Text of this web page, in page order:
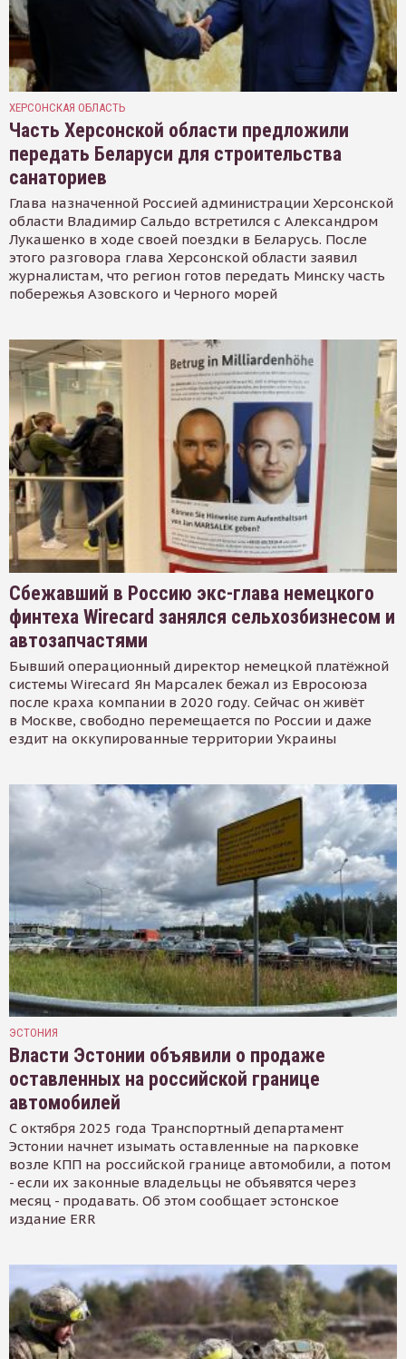
ХЕРСОНСКАЯ ОБЛАСТЬ
Часть Херсонской области предложили
передать Беларуси для строительства
санаториев
Глава назначенной Россией администрации Херсонской
области Владимир Сальдо встретился с Александром
Лукашенко в ходе своей поездки в Беларусь. После
этого разговора глава Херсонской области заявил
журналистам, что регион готов передать Минску часть
побережья Азовского и Черного морей
Сбежавший в Россию экс-глава немецкого
финтеха Wirecard занялся сельхозбизнесом и
автозапчастями
Бывший операционный директор немецкой платёжной
системы Wirecard Ян Марсалек бежал из Евросоюза
после краха компании в 2020 году. Сейчас он живёт
в Москве, свободно перемещается по России и даже
ездит на оккупированные территории Украины
ЭСТОНИЯ
Власти Эстонии объявили о продаже
оставленных на российской границе
автомобилей
С октября 2025 года Транспортный департамент
Эстонии начнет изымать оставленные на парковке
возле КПП на российской границе автомобили, а потом
- если их законные владельцы не объявятся через
месяц - продавать. Об этом сообщает эстонское
издание ERR